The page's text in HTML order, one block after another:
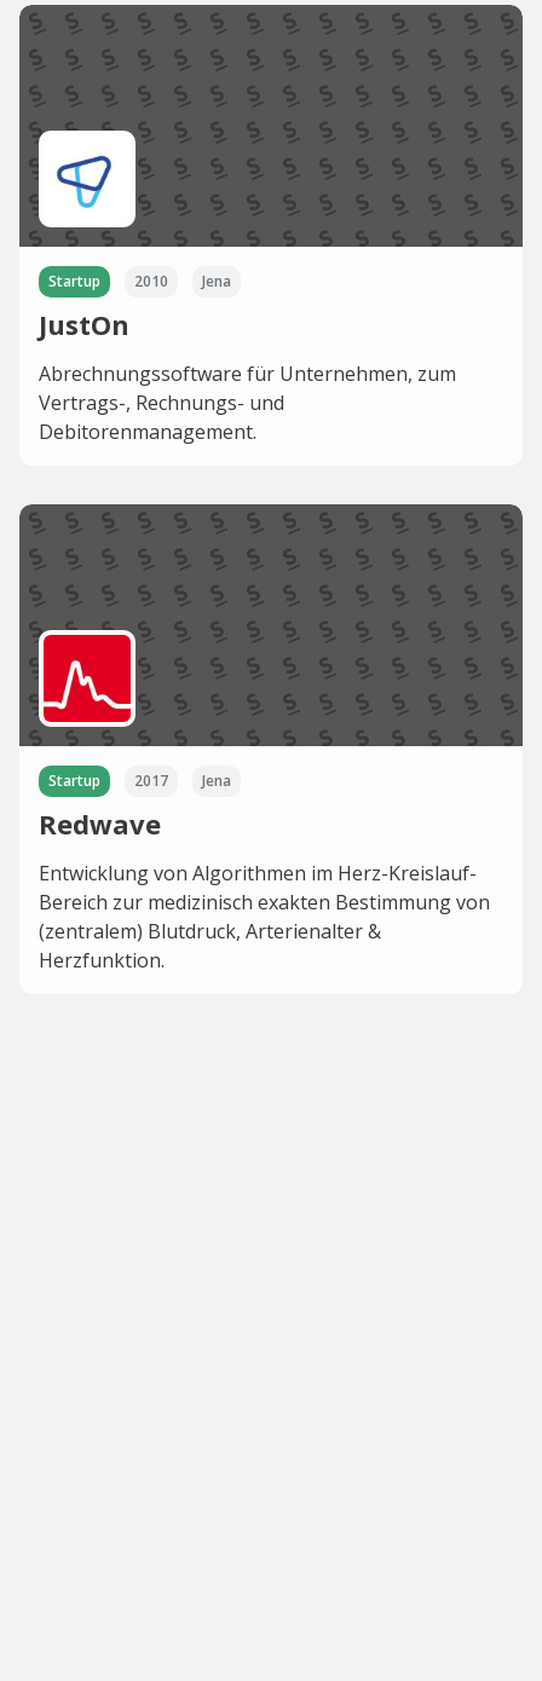
Startup 2010 Jena
JustOn
Abrechnungssoftware für Unternehmen, zum
Vertrags-, Rechnungs- und
Debitorenmanagement.
Startup 2017 Jena
Redwave
Entwicklung von Algorithmen im Herz-Kreislauf-
Bereich zur medizinisch exakten Bestimmung von
(zentralem) Blutdruck, Arterienalter &
Herzfunktion.